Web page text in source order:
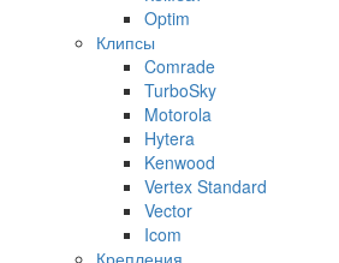
Optim
Клипсы
Comrade
TurboSky
Motorola
Hytera
Kenwood
Vertex Standard
Vector
Icom
Крепления